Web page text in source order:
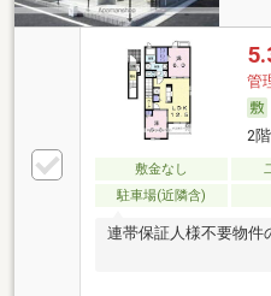
管
2
敷金なし
駐車場(近隣含)
連帯保証人様不要物件